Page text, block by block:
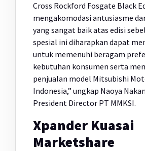
Cross Rockford Fosgate Black
mengakomodasi antusiasme
yang sangat baik atas edisi
spesial ini diharapkan dapat
untuk memenuhi beragam
kebutuhan konsumen serta
penjualan model Mitsubishi
Indonesia,” ungkap Naoya
President Director PT MMKSI.
Xpander Kuasai
Marketshare